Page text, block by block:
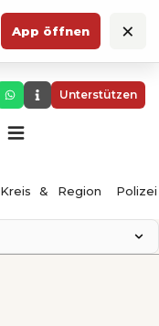
App öffnen ×
Unterstützen
Kreis & Region Polizei